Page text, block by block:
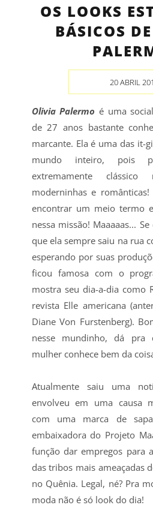
OS LOOKS
BÁSICOS
20 ABRIL
Olivia Palermo é uma
de 27 anos bastante
marcante. Ela é uma das it-
mundo inteiro, pois
extremamente clássico
moderninhas e românticas!
encontrar um meio termo
nessa missão! Maaaaas...
que ela sempre saiu na rua
esperando por suas
ficou famosa com o
mostra seu dia-a-dia como
revista Elle americana
Diane Von Furstenberg).
nesse mundinho, dá pra
mulher conhece bem da
Atualmente saiu uma
envolveu em uma causa
com uma marca de
embaixadora do Projeto
função dar empregos para
das tribos mais ameaçadas
no Quênia. Legal, né? Pra
moda não é só look do dia!